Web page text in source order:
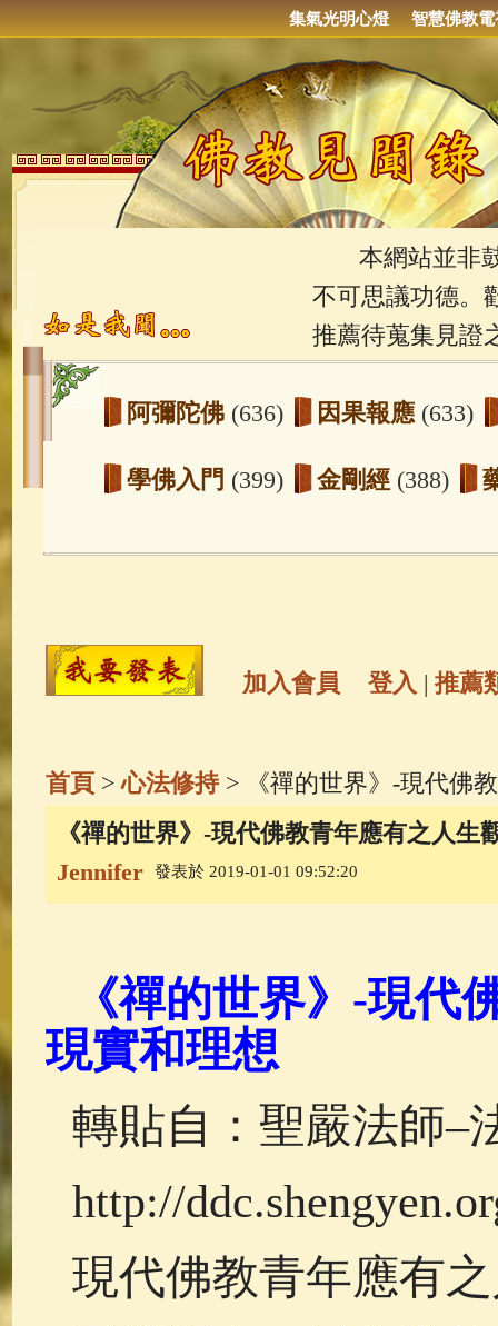
集氣光明心燈 智慧佛教電
本網站並非鼓
不可思議功德。
推薦待蒐集見證
阿彌陀佛 (636) 因果報應 (633)
學佛入門 (399) 金剛經 (388)
玉曆寶鈔(236) 地藏經(225)
高僧故事 (142) 放生護生 (133)
一切如來心秘密全身舍利寶篋印
生活禪(70) 釋迦牟尼佛傳
佛典故事(37) 佛說療痔(腫瘤)
加入會員 登入 | 推薦
首頁>心法修持> 《禪的世界》-現代佛
《禪的世界》-現代佛教青年應有之人生
Jennifer
發表於 2019-01-01 09:52:20
《禪的世界》-現代
現實和理想
轉貼自：聖嚴法師–
http://
現代佛教青年應有